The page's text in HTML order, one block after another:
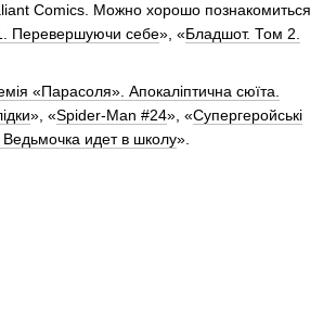
Comics. Можно хорошо познакомиться
Перевершуючи себе», «Бладшот. Том 2.
«Парасоля». Апокаліптична сюїта.
», «Spider-Man #24», «Супергеройські
идет в школу».